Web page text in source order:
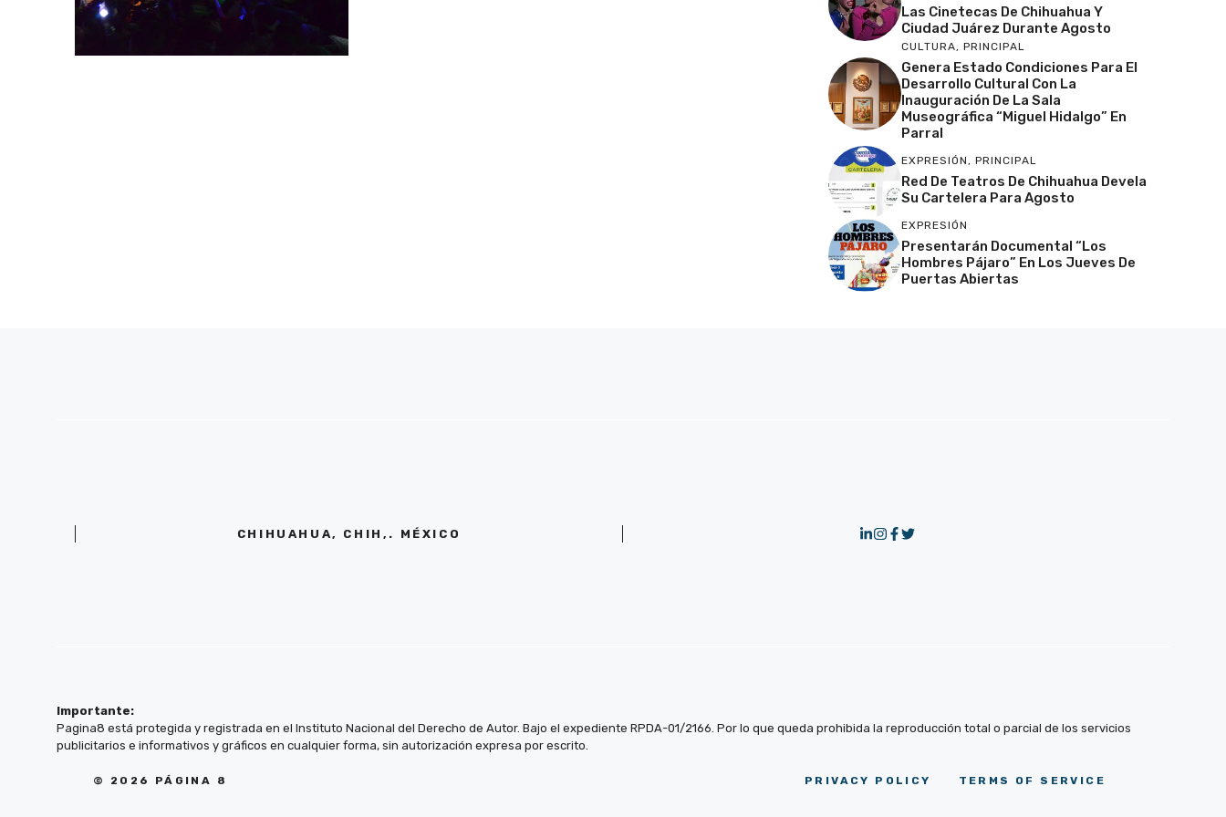
Las Cinetecas De Chihuahua Y
Ciudad Juárez Durante Agosto
CULTURA, PRINCIPAL
Genera Estado Condiciones Para El
Desarrollo Cultural Con La
Inauguración De La Sala
Museográfica “Miguel Hidalgo” En
Parral
EXPRESIÓN, PRINCIPAL
Red De Teatros De Chihuahua Devela
Su Cartelera Para Agosto
EXPRESIÓN
Presentarán Documental “Los
Hombres Pájaro” En Los Jueves De
Puertas Abiertas
CHIHUAHUA, CHIH,. MÉXICO
Importante:
Pagina8 está protegida y registrada en el Instituto Nacional del Derecho de Autor. Bajo el expediente RPDA-01/2166. Por lo que queda prohibida la reproducción total o parcial de los servicios
publicitarios e informativos y gráficos en cualquier forma, sin autorización expresa por escrito.
© 2026 PÁGINA 8 PRIVACY POLICY TERMS OF SERVICE